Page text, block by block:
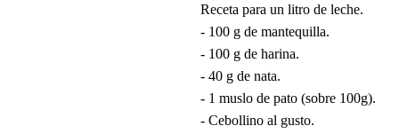
Receta para un litro de leche.
- 100 g de mantequilla.
- 100 g de harina.
- 40 g de nata.
- 1 muslo de pato (sobre 100g).
- Cebollino al gusto.